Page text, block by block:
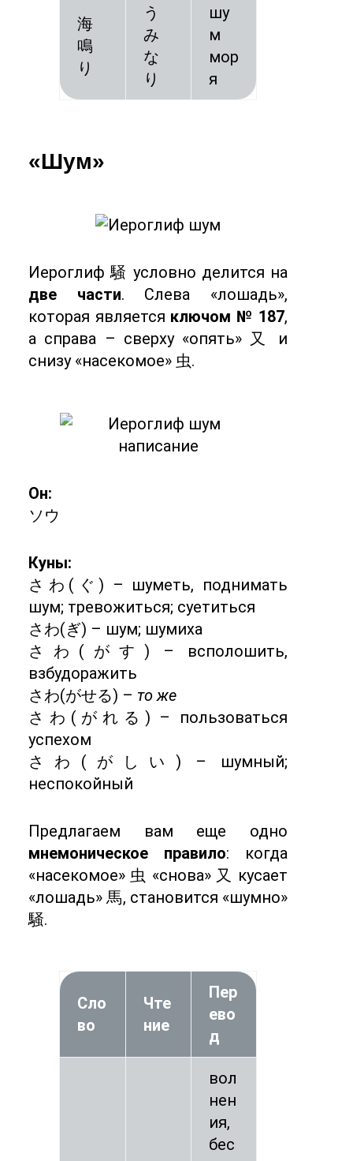
海
鳴
り
う
み
な
り
шу
м
мор
я
«Шум»
Иероглиф 騒 условно делится на
две части. Слева «лошадь»,
которая является ключом № 187,
а справа – сверху «опять» 又 и
снизу «насекомое» 虫.
Он:
ソウ
Куны:
さわ(ぐ) – шуметь, поднимать
шум; тревожиться; суетиться
さわ(ぎ) – шум; шумиха
さわ(がす) – всполошить,
взбудоражить
さわ(がせる) – то же
さわ(がれる) – пользоваться
успехом
さわ(がしい) – шумный;
неспокойный
Предлагаем вам еще одно
мнемоническое правило: когда
«насекомое» 虫 «снова» 又 кусает
«лошадь» 馬, становится «шумно»
騒.
Сло
во
Чте
ние
Пер
ево
д
вол
нен
ия,
бес